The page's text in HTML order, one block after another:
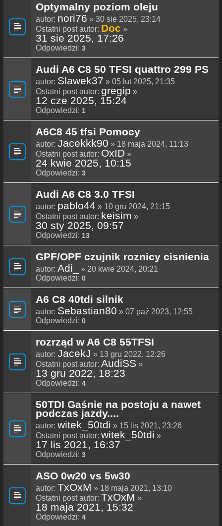
Optymalny poziom oleju
autor: nori76 » 30 sie 2025, 23:14
Ostatni post autor: Doc »
31 sie 2025, 17:26
Odpowiedzi: 3
Audi A6 C8 50 TFSI quattro 299 PS
autor: Slawek37 » 05 lut 2025, 21:35
Ostatni post autor: gregip »
12 cze 2025, 15:24
Odpowiedzi: 1
A6C8 45 tfsi Pomocy
autor: Jacekkk90 » 18 maja 2024, 11:13
Ostatni post autor: OxID »
24 kwie 2025, 10:15
Odpowiedzi: 3
Audi A6 C8 3.0 TFSI
autor: pablo44 » 10 gru 2024, 21:15
Ostatni post autor: keisim »
30 sty 2025, 09:57
Odpowiedzi: 13
GPF/OPF czujnik roznicy cisnienia
autor: Adi_
» 20 kwie 2024, 20:21
Odpowiedzi: 0
A6 C8 40tdi silnik
autor: Sebastian80 » 07 paź 2023, 12:55
Odpowiedzi: 0
rozrząd w A6 C8 55TFSI
autor: JacekJ » 13 gru 2022, 12:26
Ostatni post autor: AudiSS »
13 gru 2022, 18:23
Odpowiedzi: 4
50TDI Gaśnie na postoju a nawet
podczas jazdy....
autor: witek_50tdi » 15 lis 2021, 23:26
Ostatni post autor: witek_50tdi »
17 lis 2021, 16:37
Odpowiedzi: 3
ASO 0w20 vs 5w30
autor: TxOxM » 18 maja 2021, 13:10
Ostatni post autor: TxOxM »
18 maja 2021, 15:32
Odpowiedzi: 4